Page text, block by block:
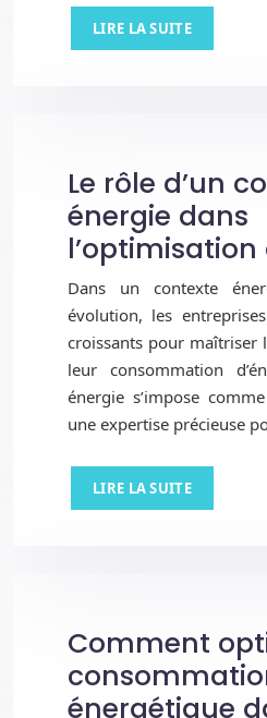
LIRE LA SUITE
Le rôle d’un
énergie dans
Dans un contexte
évolution, les
croissants pour maîtriser
leur consommation
énergie s’impose
une expertise précieuse
LIRE LA SUITE
Comment
énergétique